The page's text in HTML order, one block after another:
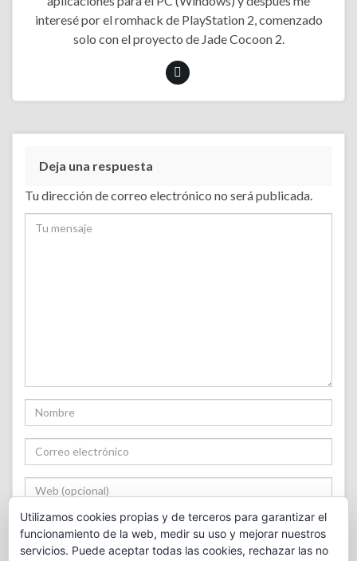
interesé por el romhack de PlayStation 2, comenzado
solo con el proyecto de Jade Cocoon 2.
Deja una respuesta
Tu dirección de correo electrónico no será publicada.
Utilizamos cookies propias y de terceros para garantizar el
funcionamiento de la web, medir su uso y mejorar nuestros
servicios. Puede aceptar todas las cookies, rechazar las no